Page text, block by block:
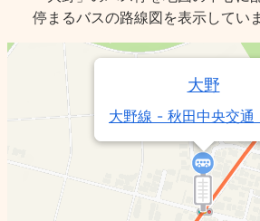
停まるバスの路線図を表示していま
大野
大野線 - 秋田中央交通